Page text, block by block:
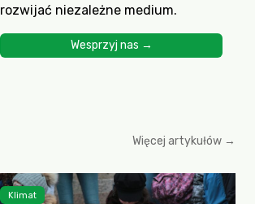
rozwijać niezależne medium.
Wesprzyj nas →
Więcej artykułów →
Klimat